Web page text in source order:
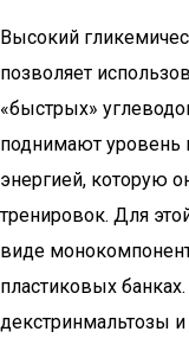
Высокий
позволяет
«быстрых»
поднимают уровень
энергией, которую
тренировок. Для
виде
пластиковых
декстринмальтозы